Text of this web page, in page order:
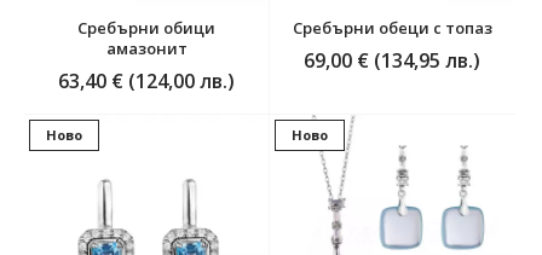
Сребърни обици
амазонит
63,40 € (124,00 лв.)
Сребърни обеци с топаз
69,00 € (134,95 лв.)
Ново Ново